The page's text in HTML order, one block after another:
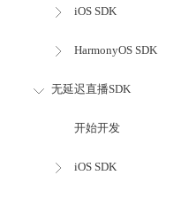
iOS SDK
HarmonyOS SDK
无延迟直播SDK
开始开发
iOS SDK